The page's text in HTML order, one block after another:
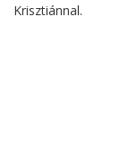
Krisztiánnal.